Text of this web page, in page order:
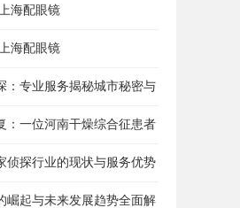
家助力
海配眼镜
海配眼镜
：专业服务揭秘城市秘密与
：一位河南干燥综合征患者
侦探行业的现状与服务优势
崛起与未来发展趋势全面解